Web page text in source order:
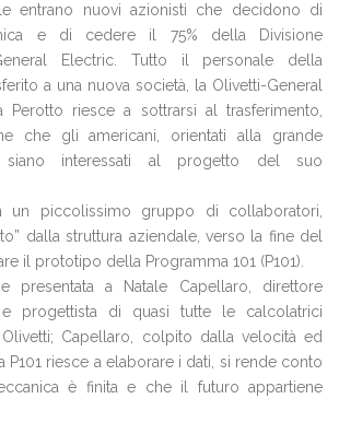
entrano nuovi azionisti che decidono di
e di cedere il 75% della Divisione
Electric. Tutto il personale della
a una nuova società, la Olivetti-General
Perotto riesce a sottrarsi al trasferimento,
che gli americani, orientati alla grande
siano interessati al progetto del suo
un piccolissimo gruppo di collaboratori,
dalla struttura aziendale, verso la fine del
il prototipo della Programma 101 (P101).
presentata a Natale Capellaro, direttore
progettista di quasi tutte le calcolatrici
Capellaro, colpito dalla velocità ed
P101 riesce a elaborare i dati, si rende conto
è finita e che il futuro appartiene